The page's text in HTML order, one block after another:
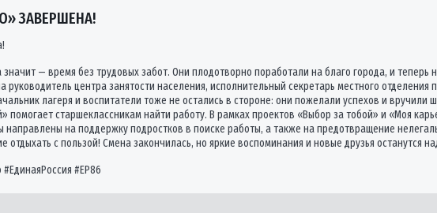
ЗАВЕРШЕНА!
— время без трудовых забот. Они плодотворно поработали на благо города, и теперь
руководитель центра занятости населения, исполнительный секретарь местного
лагеря и воспитатели тоже не остались в стороне: они пожелали успехов и
помогает старшеклассникам найти работу. В рамках проектов «Выбор за тобой» и «Моя
на поддержку подростков в поиске работы, а также на предотвращение
отдыхать с пользой! Смена закончилась, но яркие воспоминания и новые друзья останутся
#ЕР86